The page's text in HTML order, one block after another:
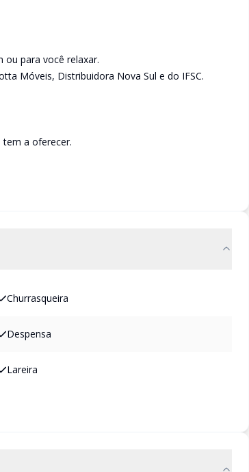
ou para você relaxar.
Móveis, Distribuidora Nova Sul e do IFSC.
tem a oferecer.
Churrasqueira
Despensa
Lareira